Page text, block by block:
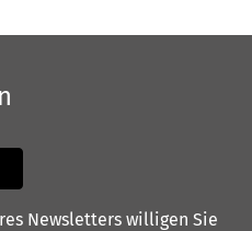
Newsletters willigen Sie